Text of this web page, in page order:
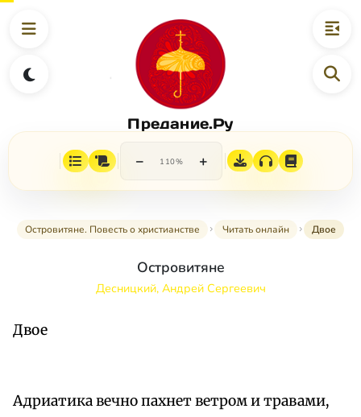
Предание.Ру
− 110% +
Островитяне. Повесть о христианстве Читать онлайн Двое
Островитяне
Десницкий, Андрей Сергеевич
Двое
Адриатика вечно пахнет ветром и травами,